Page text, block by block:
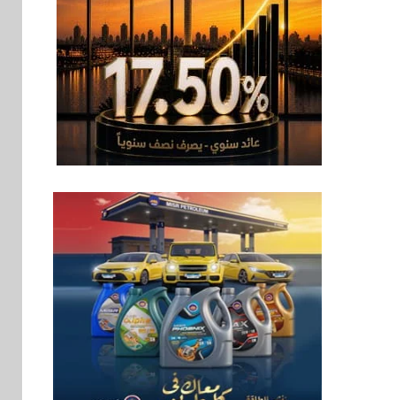
2030
7 بنوك
بنك مصر يشارك في
فعالية اليوم العالمي
للشباب ويقدم العديد
من العروض المجانية
بنوك
جاهزية المشروعات
الصغيرة والمتوسطة
للنمو والتوسع
9
اخبار
فيكسد مصر و”حلول”
تتشاركان في تطوير
أول منصة للسياحة
الصحية في مصر
والشرق الأوسط
وأفريقيا Tour4Cure